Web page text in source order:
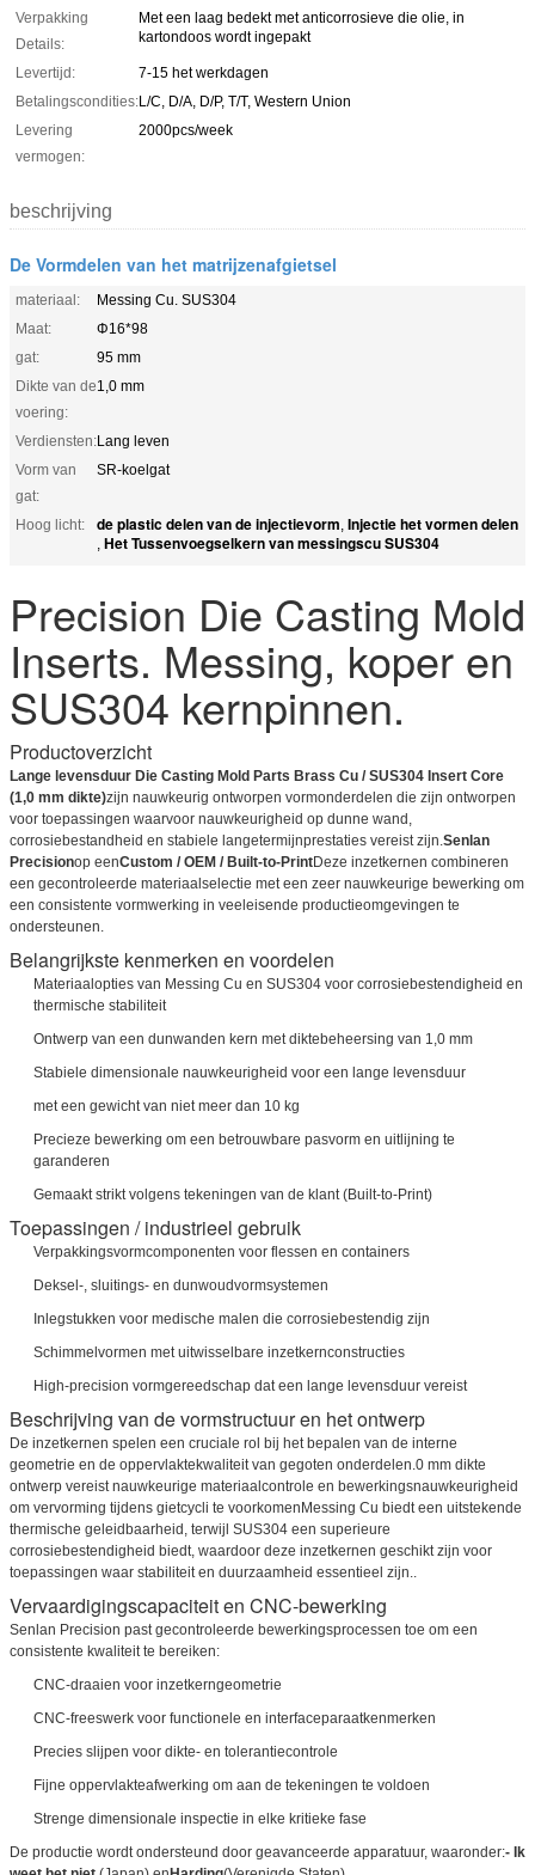
Verpakking
Details:
Met een laag bedekt met anticorrosieve die olie, in
kartondoos wordt ingepakt
Levertijd:
7-15 het werkdagen
Betalingscondities:L/C, D/A, D/P, T/T, Western Union
Levering
vermogen:
2000pcs/week
beschrijving
De Vormdelen van het matrijzenafgietsel
materiaal:
Messing Cu. SUS304
Maat:
Φ16*98
gat:
95 mm
Dikte van de
voering:
1,0 mm
Verdiensten:Lang leven
Vorm van
gat:
SR-koelgat
Hoog licht: de plastic delen van de injectievorm, Injectie het vormen delen
, Het Tussenvoegselkern van messingscu SUS304
Precision Die Casting Mold
Inserts. Messing, koper en
SUS304 kernpinnen.
Productoverzicht
Lange levensduur Die Casting Mold Parts Brass Cu / SUS304 Insert Core
(1,0 mm dikte)zijn nauwkeurig ontworpen vormonderdelen die zijn ontworpen
voor toepassingen waarvoor nauwkeurigheid op dunne wand,
corrosiebestandheid en stabiele langetermijnprestaties vereist zijn.Senlan
Precisionop eenCustom / OEM / Built-to-PrintDeze inzetkernen combineren
een gecontroleerde materiaalselectie met een zeer nauwkeurige bewerking om
een consistente vormwerking in veeleisende productieomgevingen te
ondersteunen.
Belangrijkste kenmerken en voordelen
Materiaalopties van Messing Cu en SUS304 voor corrosiebestendigheid en
thermische stabiliteit
Ontwerp van een dunwanden kern met diktebeheersing van 1,0 mm
Stabiele dimensionale nauwkeurigheid voor een lange levensduur
met een gewicht van niet meer dan 10 kg
Precieze bewerking om een betrouwbare pasvorm en uitlijning te
garanderen
Gemaakt strikt volgens tekeningen van de klant (Built-to-Print)
Toepassingen / industrieel gebruik
Verpakkingsvormcomponenten voor flessen en containers
Deksel-, sluitings- en dunwoudvormsystemen
Inlegstukken voor medische malen die corrosiebestendig zijn
Schimmelvormen met uitwisselbare inzetkernconstructies
High-precision vormgereedschap dat een lange levensduur vereist
Beschrijving van de vormstructuur en het ontwerp
De inzetkernen spelen een cruciale rol bij het bepalen van de interne
geometrie en de oppervlaktekwaliteit van gegoten onderdelen.0 mm dikte
ontwerp vereist nauwkeurige materiaalcontrole en bewerkingsnauwkeurigheid
om vervorming tijdens gietcycli te voorkomenMessing Cu biedt een uitstekende
thermische geleidbaarheid, terwijl SUS304 een superieure
corrosiebestendigheid biedt, waardoor deze inzetkernen geschikt zijn voor
toepassingen waar stabiliteit en duurzaamheid essentieel zijn..
Vervaardigingscapaciteit en CNC-bewerking
Senlan Precision past gecontroleerde bewerkingsprocessen toe om een
consistente kwaliteit te bereiken:
CNC-draaien voor inzetkerngeometrie
CNC-freeswerk voor functionele en interfaceparaatkenmerken
Precies slijpen voor dikte- en tolerantiecontrole
Fijne oppervlakteafwerking om aan de tekeningen te voldoen
Strenge dimensionale inspectie in elke kritieke fase
De productie wordt ondersteund door geavanceerde apparatuur, waaronder:- Ik